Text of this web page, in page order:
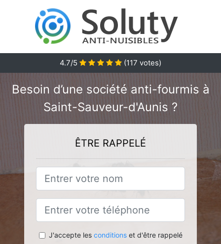
4.7/5 (117 votes)
Besoin d’une société anti-fourmis à
Saint-Sauveur-d'Aunis ?
ÊTRE RAPPELÉ
J'accepte les conditionset d'être rappelé